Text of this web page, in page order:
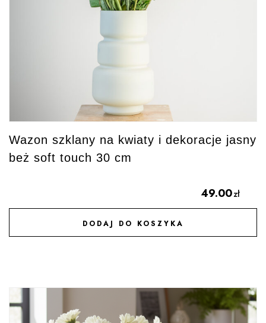
Wazon szklany na kwiaty i dekoracje jasny
beż soft touch 30 cm
49.00zł
DODAJ DO KOSZYKA
DODAJ DO ULUBIONYCH